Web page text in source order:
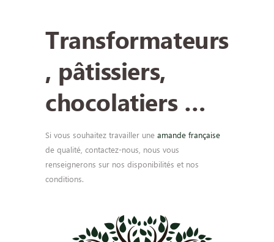
Transformateurs
, pâtissiers,
chocolatiers …
Si vous souhaitez travailler une amande française
de qualité, contactez-nous, nous vous
renseignerons sur nos disponibilités et nos
conditions.